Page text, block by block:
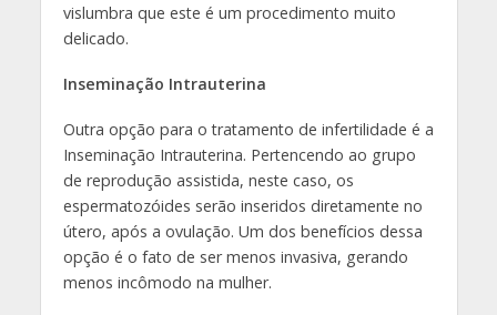
vislumbra que este é um procedimento muito
delicado.
Inseminação Intrauterina
Outra opção para o tratamento de infertilidade é a
Inseminação Intrauterina. Pertencendo ao grupo
de reprodução assistida, neste caso, os
espermatozóides serão inseridos diretamente no
útero, após a ovulação. Um dos benefícios dessa
opção é o fato de ser menos invasiva, gerando
menos incômodo na mulher.